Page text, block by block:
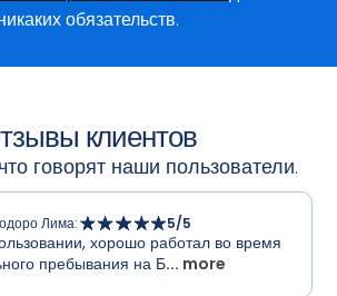
обязательств.
клиентов
говорят наши пользователи.
Лима: 5/5
хорошо работал во время
пребывания на Б... more